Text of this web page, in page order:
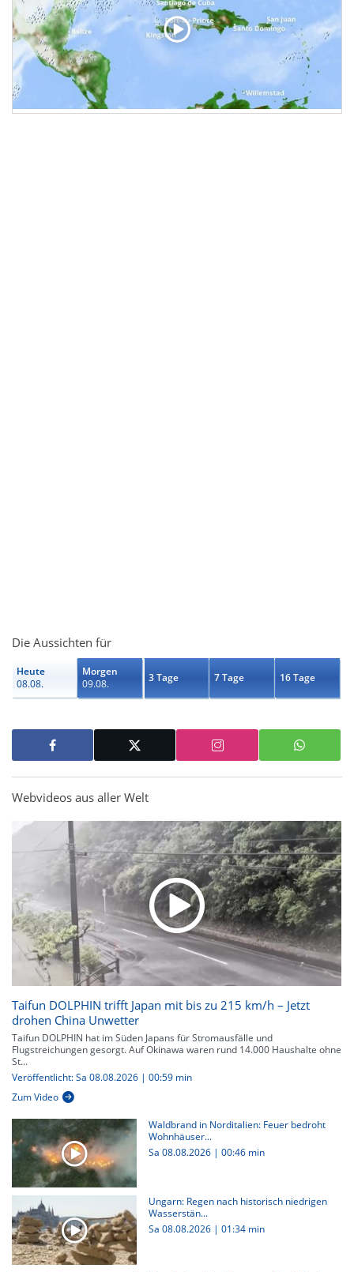
Die Aussichten für
Heute
08.08.
Morgen
09.08.
3 Tage 7 Tage 16 Tage
Webvideos aus aller Welt
Taifun DOLPHIN trifft Japan mit bis zu 215 km/h – Jetzt
drohen China Unwetter
Taifun DOLPHIN hat im Süden Japans für Stromausfälle und
Flugstreichungen gesorgt. Auf Okinawa waren rund 14.000 Haushalte ohne
St...
Veröffentlicht: Sa 08.08.2026 | 00:59 min
Zum Video
Waldbrand in Norditalien: Feuer bedroht
Wohnhäuser...
Sa 08.08.2026 | 00:46 min
Ungarn: Regen nach historisch niedrigen
Wasserstän...
Sa 08.08.2026 | 01:34 min